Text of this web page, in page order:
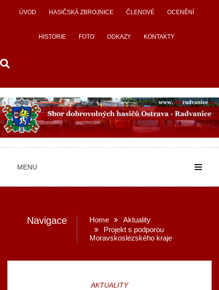
ÚVOD HASIČSKÁ ZBROJNICE ČLENOVÉ OCENĚNÍ
HISTORIE FOTO ODKAZY KONTAKTY
MENU
Navigace Home
Aktuality
Projekt s podporou
Moravskoslezského kraje
AKTUALITY